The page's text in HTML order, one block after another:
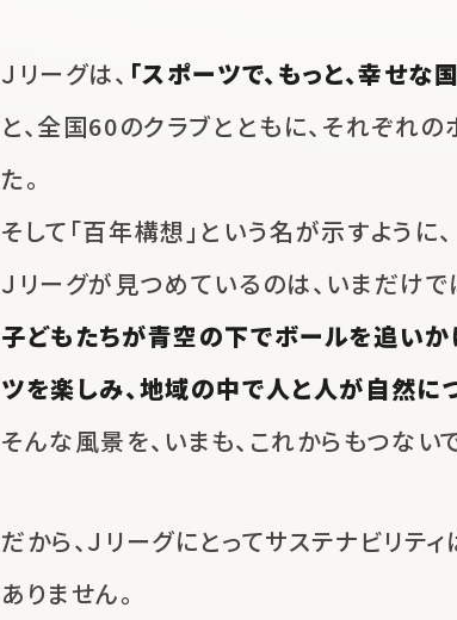
Ｊリーグは、 「スポーツで、もっと、幸せな国
と、 全国60のクラブとともに、 それぞれの
た。
そして「百年構想」という名が示すように、
Ｊリーグが見つめているのは、 いまだけで
子どもたちが青空の下でボールを追いか
ツを楽しみ、地域の中で人と人が自然に
そんな風景を、いまも、これからもつない
だから、Ｊリーグにとってサステナビリティ
ありません。